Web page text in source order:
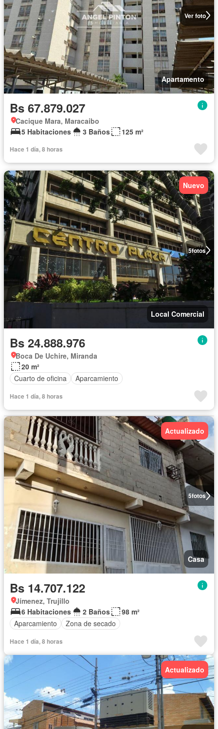
Ver foto
Apartamento
Bs 67.879.027
Cacique Mara, Maracaibo
5 Habitaciones
3 Baños 125 m²
Hace 1 día, 8 horas
5fotos
Nuevo
Local Comercial
Bs 24.888.976
Boca De Uchire, Miranda
20 m²
Cuarto de oficina
Aparcamiento
Hace 1 día, 8 horas
5fotos
Actualizado
Casa
Bs 14.707.122
Jímenez, Trujillo
6 Habitaciones
2 Baños
98 m²
Aparcamiento
Zona de secado
Hace 1 día, 8 horas
Actualizado